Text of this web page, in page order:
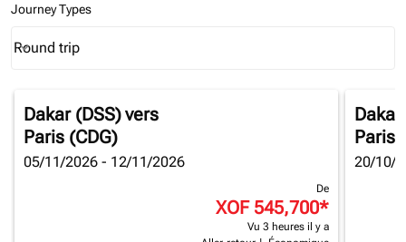
Journey Types
Journey Types option Round trip Selected
Round trip
keyboard_arrow_down
Dakar (DSS)vers
Paris (CDG)
05/11/2026 - 12/11/2026
De
XOF 545,700*
Vu 3 heures il y a
Dakar
Paris
20/10/